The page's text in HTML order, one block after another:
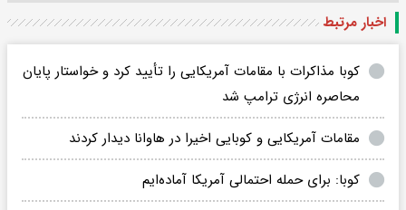
اخبار مرتبط
کوبا مذاکرات با مقامات آمریکایی را تأیید کرد و خواستار پایان
محاصره انرژی ترامپ شد
مقامات آمریکایی و کوبایی اخیرا در هاوانا دیدار کردند
کوبا: برای حمله احتمالی آمریکا آماده‌ایم